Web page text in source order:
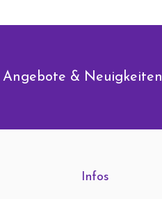
Angebote & Neuigkeiten
Infos